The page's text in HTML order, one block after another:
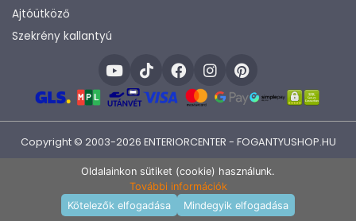
Kosárba rakom
Ajtóütköző
Szekrény kallantyú
Copyright © 2003-2026 ENTERIORCENTER - FOGANTYUSHOP.HU
Oldalainkon sütiket (cookie) használunk.
További információk
Kötelezők elfogadása
Mindegyik elfogadása